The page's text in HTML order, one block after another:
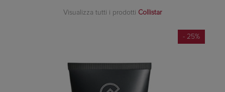
Visualizza tutti i prodotti Collistar
- 25%